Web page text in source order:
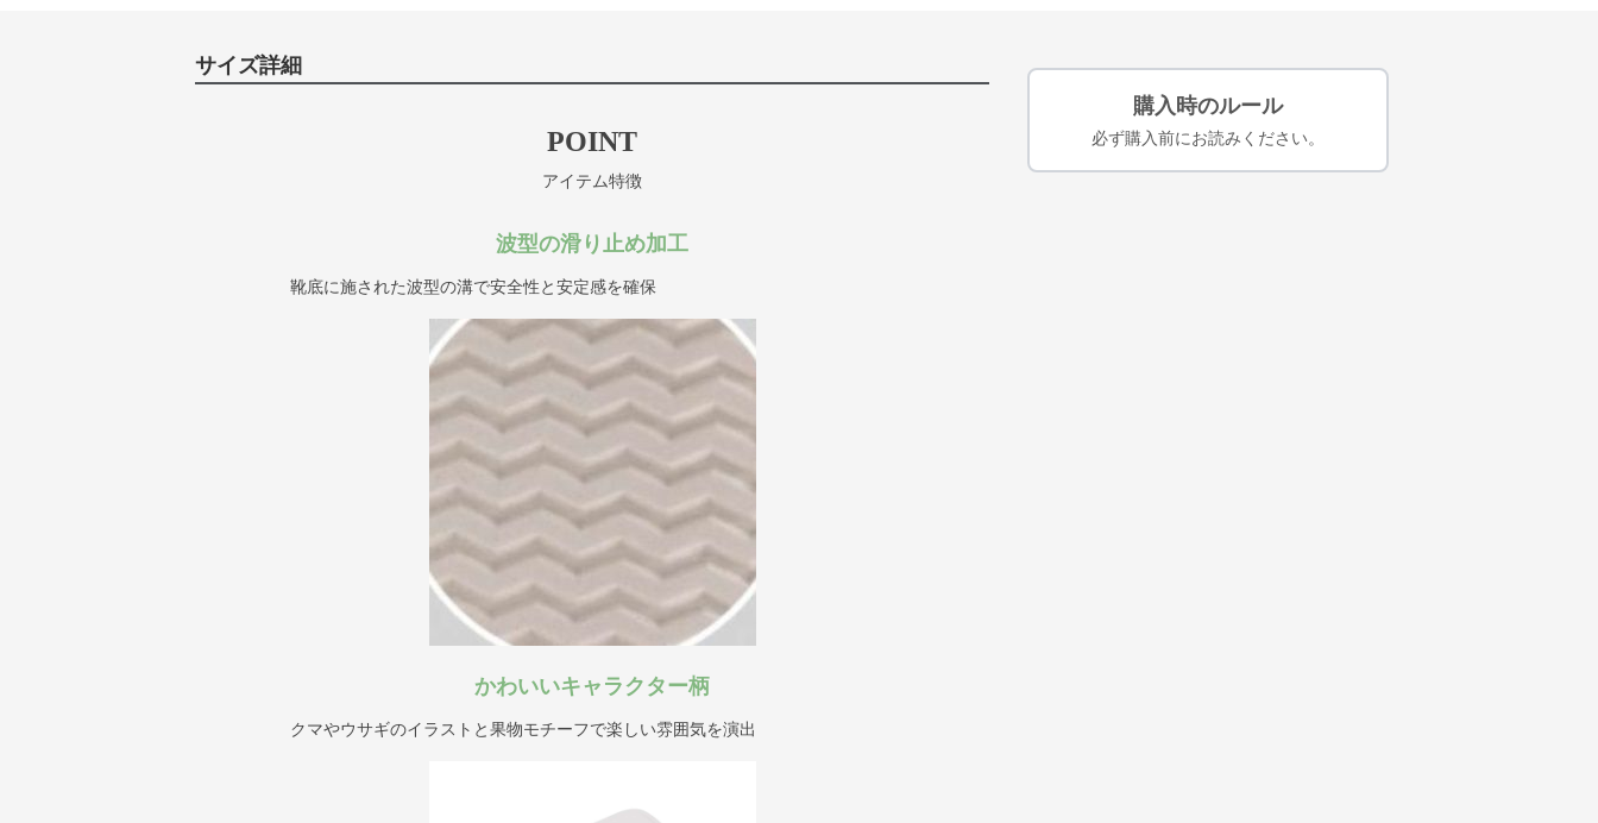
サイズ詳細
POINT
アイテム特徴
波型の滑り止め加工
靴底に施された波型の溝で安全性と安定感を確保
かわいいキャラクター柄
クマやウサギのイラストと果物モチーフで楽しい雰囲気を演出
購入時のルール
必ず購入前にお読みください。